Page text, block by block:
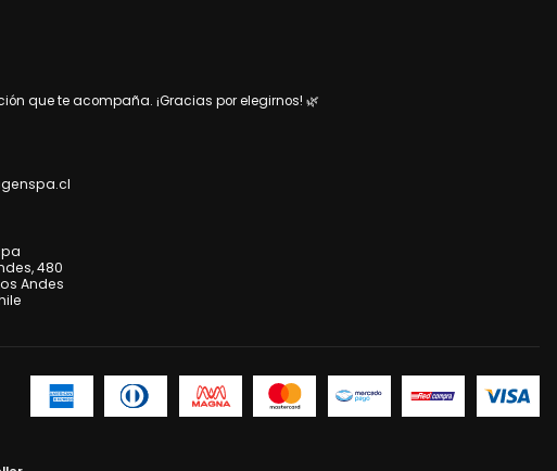
que te acompaña. ¡Gracias por elegirnos! 🌿
480
Andes